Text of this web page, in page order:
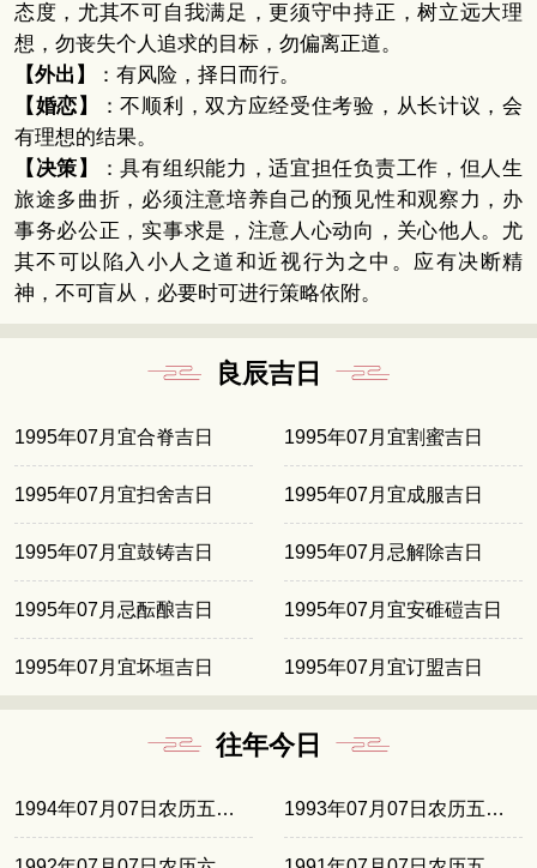
态度，尤其不可自我满足，更须守中持正，树立远大理
想，勿丧失个人追求的目标，勿偏离正道。
【外出】
：有风险，择日而行。
【婚恋】
：不顺利，双方应经受住考验，从长计议，会
有理想的结果。
【决策】
：具有组织能力，适宜担任负责工作，但人生
旅途多曲折，必须注意培养自己的预见性和观察力，办
事务必公正，实事求是，注意人心动向，关心他人。尤
其不可以陷入小人之道和近视行为之中。应有决断精
神，不可盲从，必要时可进行策略依附。
良辰吉日
1995年07月宜合脊吉日 1995年07月宜割蜜吉日
1995年07月宜扫舍吉日 1995年07月宜成服吉日
1995年07月宜鼓铸吉日 1995年07月忌解除吉日
1995年07月忌酝酿吉日 1995年07月宜安碓磑吉日
1995年07月宜坏垣吉日 1995年07月宜订盟吉日
往年今日
1994年07月07日农历五月廿九 1993年07月07日农历五月十八